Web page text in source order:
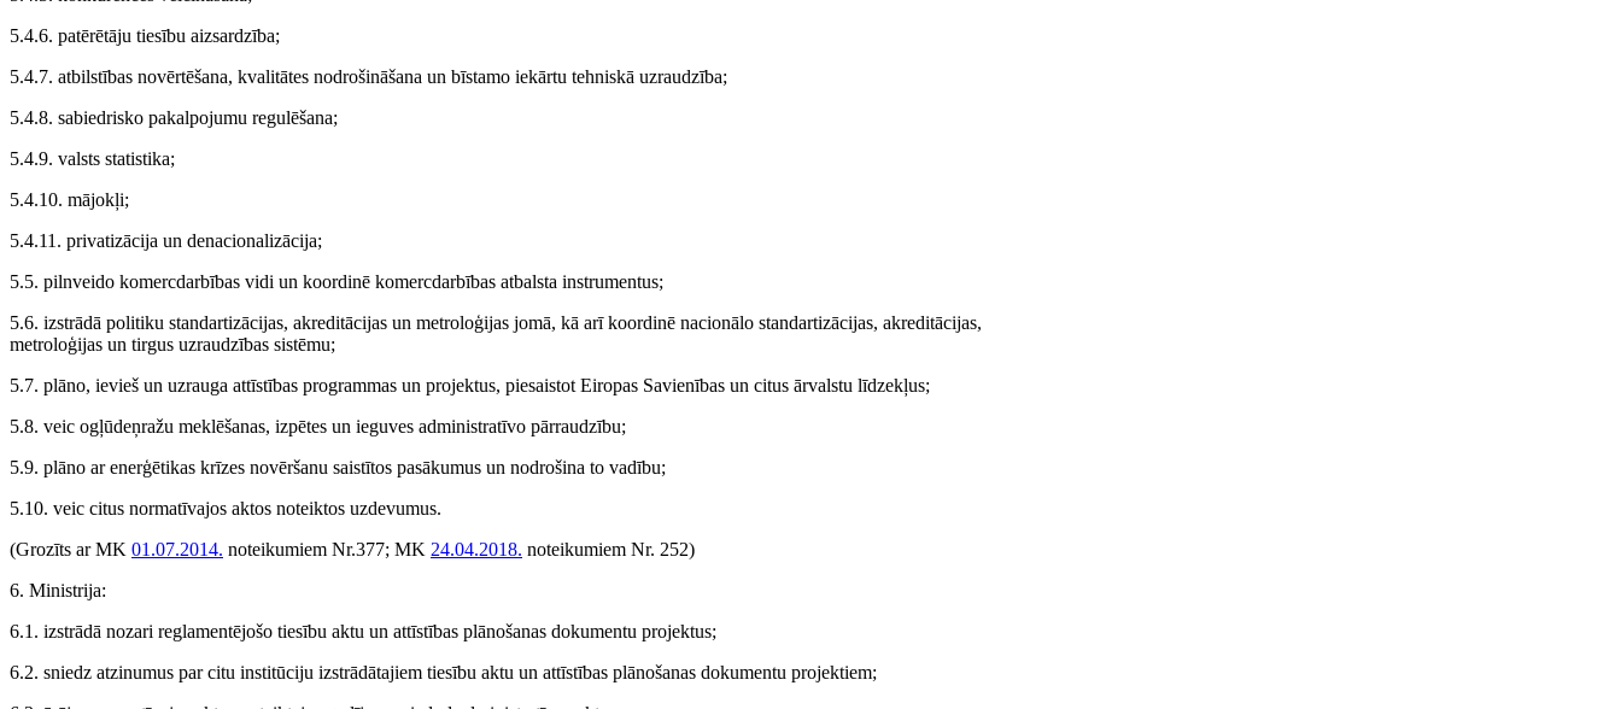
5.4.6. patērētāju tiesību aizsardzība;
5.4.7. atbilstības novērtēšana, kvalitātes nodrošināšana un bīstamo iekārtu tehniskā uzraudzība;
5.4.8. sabiedrisko pakalpojumu regulēšana;
5.4.9. valsts statistika;
5.4.10. mājokļi;
5.4.11. privatizācija un denacionalizācija;
5.5. pilnveido komercdarbības vidi un koordinē komercdarbības atbalsta instrumentus;
5.6. izstrādā politiku standartizācijas, akreditācijas un metroloģijas jomā, kā arī koordinē nacionālo standartizācijas, akreditācijas,
metroloģijas un tirgus uzraudzības sistēmu;
5.7. plāno, ievieš un uzrauga attīstības programmas un projektus, piesaistot Eiropas Savienības un citus ārvalstu līdzekļus;
5.8. veic ogļūdeņražu meklēšanas, izpētes un ieguves administratīvo pārraudzību;
5.9. plāno ar enerģētikas krīzes novēršanu saistītos pasākumus un nodrošina to vadību;
5.10. veic citus normatīvajos aktos noteiktos uzdevumus.
(Grozīts ar MK 01.07.2014. noteikumiem Nr.377; MK 24.04.2018. noteikumiem Nr. 252)
6. Ministrija:
6.1. izstrādā nozari reglamentējošo tiesību aktu un attīstības plānošanas dokumentu projektus;
6.2. sniedz atzinumus par citu institūciju izstrādātajiem tiesību aktu un attīstības plānošanas dokumentu projektiem;